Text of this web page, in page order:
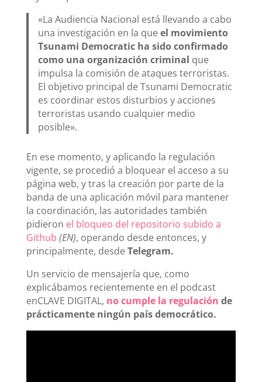
«La Audiencia Nacional está llevando a cabo
una investigación en la queel movimiento
Tsunami Democratic ha sido confirmado
como una organización criminal que
impulsa la comisión de ataques terroristas.
El objetivo principal de Tsunami Democratic
es coordinar estos disturbios y acciones
terroristas usando cualquier medio
posible».
En ese momento, y aplicando la regulación
vigente, se procedió a bloquear el acceso a su
página web, y tras la creación por parte de la
banda de una aplicación móvil para mantener
la coordinación, las autoridades también
pidieron el bloqueo del repositorio subido a
Github (EN), operando desde entonces, y
principalmente, desdeTelegram.
Un servicio de mensajería que, como
explicábamos recientemente en el podcast
enCLAVE DIGITAL, no cumple la regulación de
prácticamente ningún país democrático.